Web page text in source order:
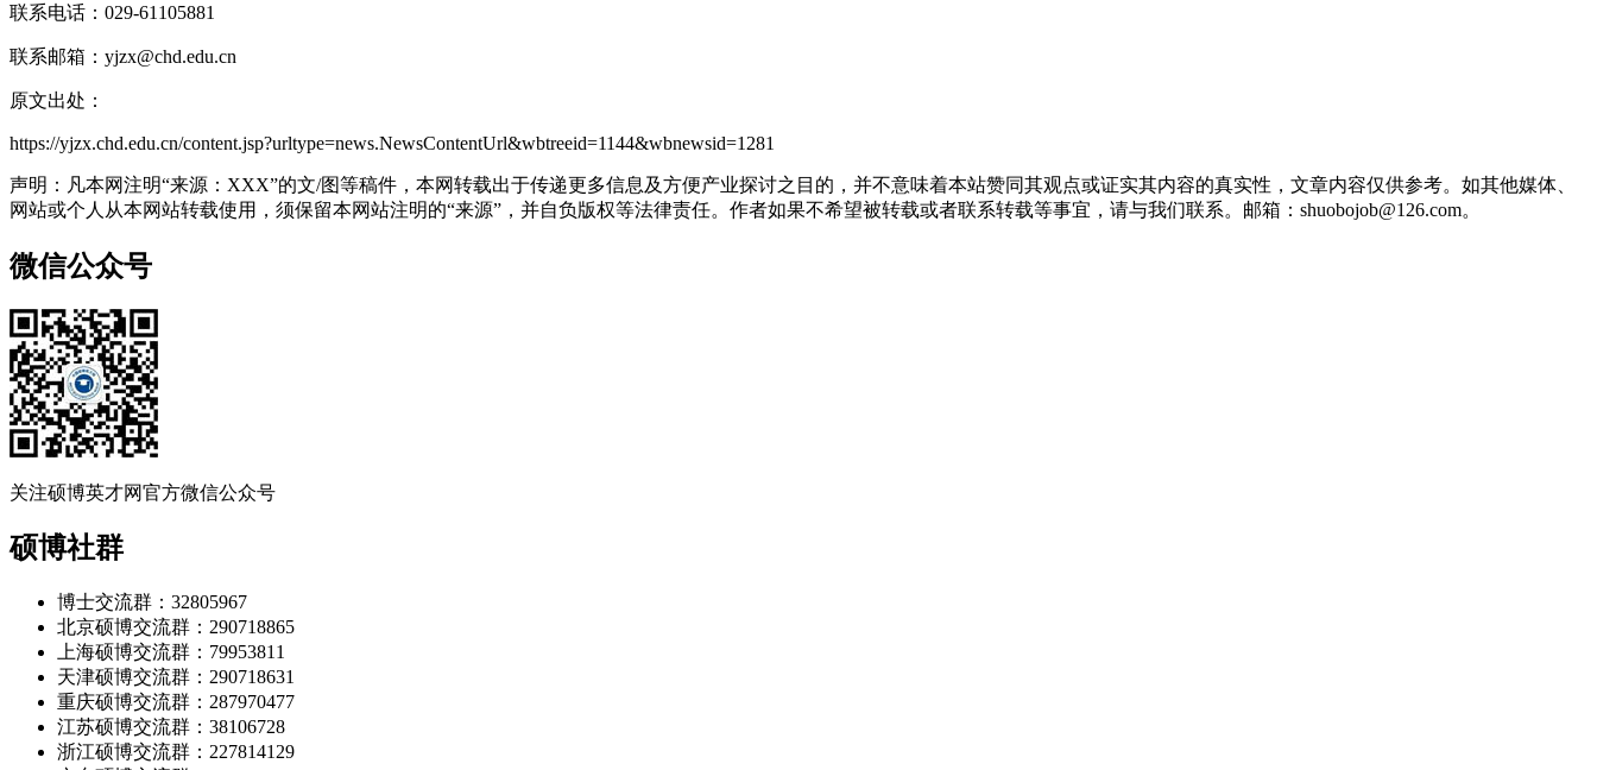
联系电话：029-61105881
联系邮箱：yjzx@chd.edu.cn
原文出处：
https://yjzx.chd.edu.cn/content.jsp?urltype=news.NewsContentUrl&wbtreeid=1144&wbnewsid=1281
声明：凡本网注明“来源：XXX”的文/图等稿件，本网转载出于传递更多信息及方便产业探讨之目的，并不意味着本站赞同其观点或证实其内容的真实性，文章内容仅供参考。如其他媒体、
网站或个人从本网站转载使用，须保留本网站注明的“来源”，并自负版权等法律责任。作者如果不希望被转载或者联系转载等事宜，请与我们联系。邮箱：shuobojob@126.com。
微信公众号
关注硕博英才网官方微信公众号
硕博社群
博士交流群：32805967
北京硕博交流群：290718865
上海硕博交流群：79953811
天津硕博交流群：290718631
重庆硕博交流群：287970477
江苏硕博交流群：38106728
浙江硕博交流群：227814129